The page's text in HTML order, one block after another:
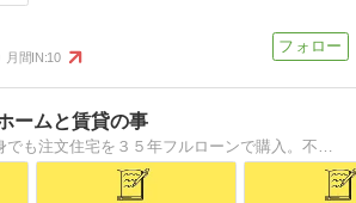
月間IN:10
ームと賃貸の事